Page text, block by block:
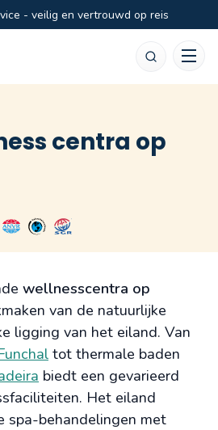
- veilig en vertrouwd op reis
centra op
wellnesscentra op
van de natuurlijke
ligging van het eiland. Van
tot thermale baden
biedt een gevarieerd
Het eiland
spa-behandelingen met
Zoeken